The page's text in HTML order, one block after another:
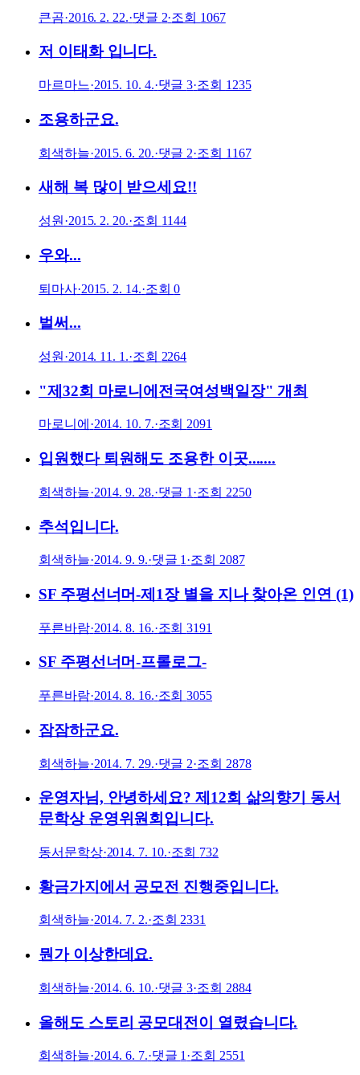
큰곰·2016. 2. 22.·댓글 2·조회 1067
저 이태화 입니다.
마르마느·2015. 10. 4.·댓글3·조회 1235
조용하군요.
회색하늘·2015. 6. 20.·댓글 2·조회 1167
새해 복 많이 받으세요!!
성원 ·2015. 2. 20.·조회 1144
우와...
퇴마사·2015. 2. 14.·조회0
벌써...
성원 ·2014. 11. 1.·조회 2264
"제32회 마로니에전국여성백일장" 개최
마로니에 ·2014. 10. 7.·조회 2091
입원했다 퇴원해도 조용한 이곳.......
회색하늘·2014. 9. 28.·댓글 1 ·조회 2250
추석입니다.
회색하늘·2014. 9. 9.·댓글 1 ·조회 2087
SF 주평선너머-제1장 별을 지나 찾아온 인연 (1)
푸른바람·2014. 8. 16.·조회3191
SF 주평선너머-프롤로그-
푸른바람·2014. 8. 16.·조회3055
잠잠하군요.
회색하늘·2014. 7. 29.·댓글 2·조회 2878
운영자님, 안녕하세요? 제12회 삶의향기 동서
문학상 운영위원회입니다.
동서문학상·2014. 7. 10.·조회 732
황금가지에서 공모전 진행중입니다.
회색하늘·2014. 7. 2.·조회2331
뭔가 이상한데요.
회색하늘·2014. 6. 10.·댓글3·조회 2884
올해도 스토리 공모대전이 열렸습니다.
회색하늘·2014. 6. 7.·댓글 1 ·조회 2551